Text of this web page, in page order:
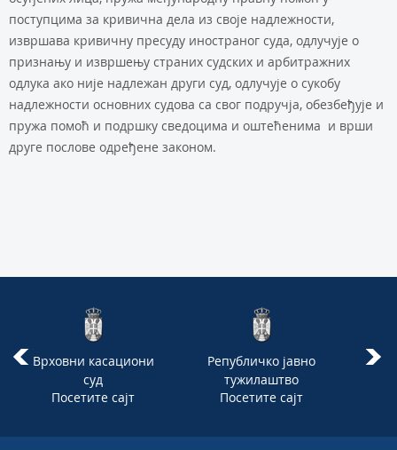
поступцима за кривична дела из своје надлежности,
извршава кривичну пресуду иностраног суда, одлучује о
признању и извршењу страних судских и арбитражних
одлука ако није надлежан други суд, одлучује о сукобу
надлежности основних судова са свог подручја, обезбеђује и
пружа помоћ и подршку сведоцима и оштећенима и врши
друге послове одређене законом.
Врховни касациони
суд
Посетите сајт
Републичко јавно
тужилаштво
Посетите сајт